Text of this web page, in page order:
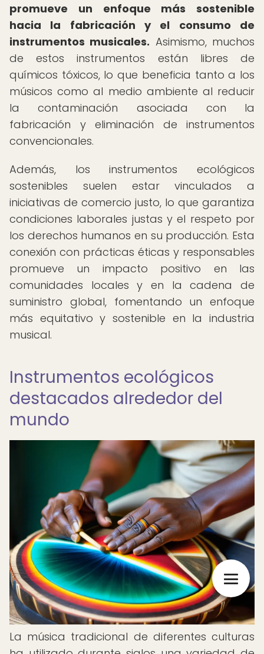
promueve un enfoque más sostenible
hacia la fabricación y el consumo de
instrumentos musicales. Asimismo, muchos
de estos instrumentos están libres de
químicos tóxicos, lo que beneficia tanto a los
músicos como al medio ambiente al reducir
la contaminación asociada con la
fabricación y eliminación de instrumentos
convencionales.
Además, los instrumentos ecológicos
sostenibles suelen estar vinculados a
iniciativas de comercio justo, lo que garantiza
condiciones laborales justas y el respeto por
los derechos humanos en su producción. Esta
conexión con prácticas éticas y responsables
promueve un impacto positivo en las
comunidades locales y en la cadena de
suministro global, fomentando un enfoque
más equitativo y sostenible en la industria
musical.
Instrumentos ecológicos
destacados alrededor del
mundo
La música tradicional de diferentes culturas